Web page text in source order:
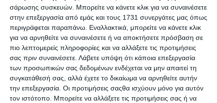
σάρωσης συσκευών. Μπορείτε να κάνετε κλικ για να συναινέσετε
στην επεξεργασία από εμάς και τους 1731 συνεργάτες μας όπως
περιγράφεται παραπάνω. Εναλλακτικά, μπορείτε να κάνετε κλικ
για να αρνηθείτε να συναινέσετε ή να αποκτήσετε πρόσβαση σε
πιο λεπτομερείς πληροφορίες και να αλλάξετε τις προτιμήσεις
σας πριν συναινέσετε. Λάβετε υπόψη ότι κάποια επεξεργασία
των προσωπικών σας δεδομένων ενδέχεται να μην απαιτεί τη
συγκατάθεσή σας, αλλά έχετε το δικαίωμα να αρνηθείτε αυτήν
την επεξεργασία. Οι προτιμήσεις σαςθα ισχύουν μόνο για αυτόν
τον ιστότοπο. Μπορείτε να αλλάξετε τις προτιμήσεις σας ή να
απαλές γραμμές και πλούσια κάλυψη σε
διάφορες επιφάνειες όπως χαρτί, χαρτόνι ή
καμβά.
Η κρεμώδης σύνθεσή τους διευκολύνει την
ανάμειξη και τις διαβαθμίσεις χρωμάτων, ενώ η
ποιότητα των χρωστικών της Pentel εγγυάται
ζωντανά αποτελέσματα και μεγάλη διάρκεια.
Είναι μια εξαιρετική επιλογή για όσους ξεκινούν